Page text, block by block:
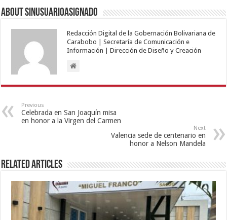
About sinusuarioasignado
Redacción Digital de la Gobernación Bolivariana de
Carabobo | Secretaría de Comunicación e
Información | Dirección de Diseño y Creación
Previous
Celebrada en San Joaquín misa
en honor a la Virgen del Carmen
Next
Valencia sede de centenario en
honor a Nelson Mandela
Related Articles